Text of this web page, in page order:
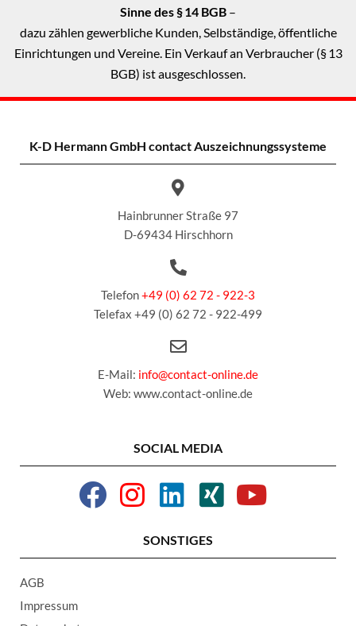
Sinne des § 14 BGB –
dazu zählen gewerbliche Kunden, Selbständige, öffentliche
Einrichtungen und Vereine. Ein Verkauf an Verbraucher (§ 13
BGB) ist ausgeschlossen.
K-D Hermann GmbH contact Auszeichnungssysteme
Hainbrunner Straße 97
D-69434 Hirschhorn
Telefon+49 (0) 62 72 - 922-3
Telefax +49 (0) 62 72 - 922-499
E-Mail: info@contact-online.de
Web: www.contact-online.de
SOCIAL MEDIA
SONSTIGES
AGB
Impressum